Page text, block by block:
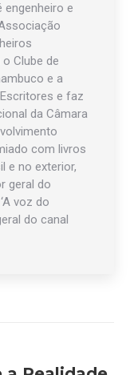
engenheiro e
Clube de
e a
e faz
da Câmara
com livros
e no exterior,
geral do
voz do
do canal